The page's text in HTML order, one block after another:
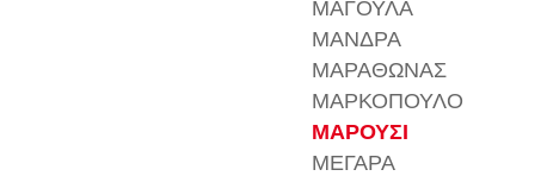
ΜΑΓΟΥΛΑ
ΜΑΝΔΡΑ
ΜΑΡΑΘΩΝΑΣ
ΜΑΡΚΟΠΟΥΛΟ
ΜΑΡΟΥΣΙ
ΜΕΓΑΡΑ